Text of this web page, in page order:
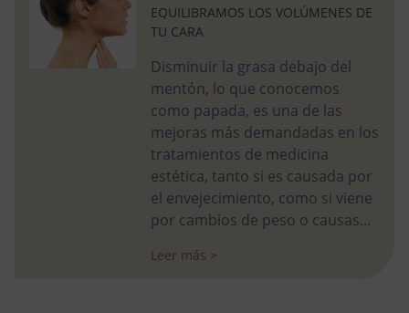
EQUILIBRAMOS LOS VOLÚMENES DE
TU CARA
Disminuir la grasa debajo del
mentón, lo que conocemos
como papada, es una de las
mejoras más demandadas en los
tratamientos de medicina
estética, tanto si es causada por
el envejecimiento, como si viene
por cambios de peso o causas...
Leer más >